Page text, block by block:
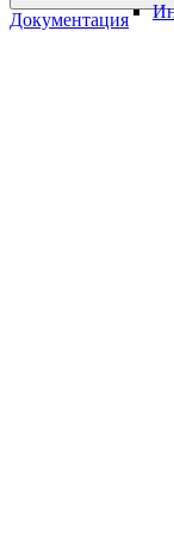
Документация